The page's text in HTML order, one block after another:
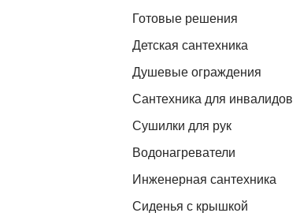
Готовые решения
Детская сантехника
Душевые ограждения
Сантехника для инвалидов
Сушилки для рук
Водонагреватели
Инженерная сантехника
Сиденья с крышкой